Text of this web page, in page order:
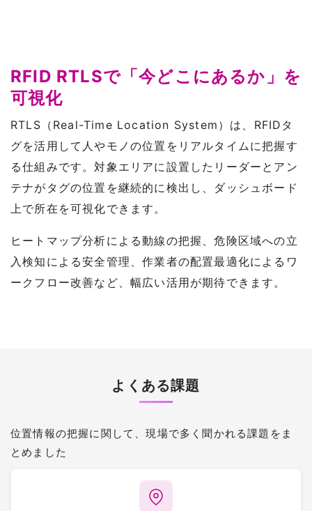
RFID RTLSで「今どこにあるか」を
可視化
RTLS（Real-Time Location System）は、RFIDタ
グを活用して人やモノの位置をリアルタイムに把握す
る仕組みです。対象エリアに設置したリーダーとアン
テナがタグの位置を継続的に検出し、ダッシュボード
上で所在を可視化できます。
ヒートマップ分析による動線の把握、危険区域への立
入検知による安全管理、作業者の配置最適化によるワ
ークフロー改善など、幅広い活用が期待できます。
よくある課題
位置情報の把握に関して、現場で多く聞かれる課題をま
とめました